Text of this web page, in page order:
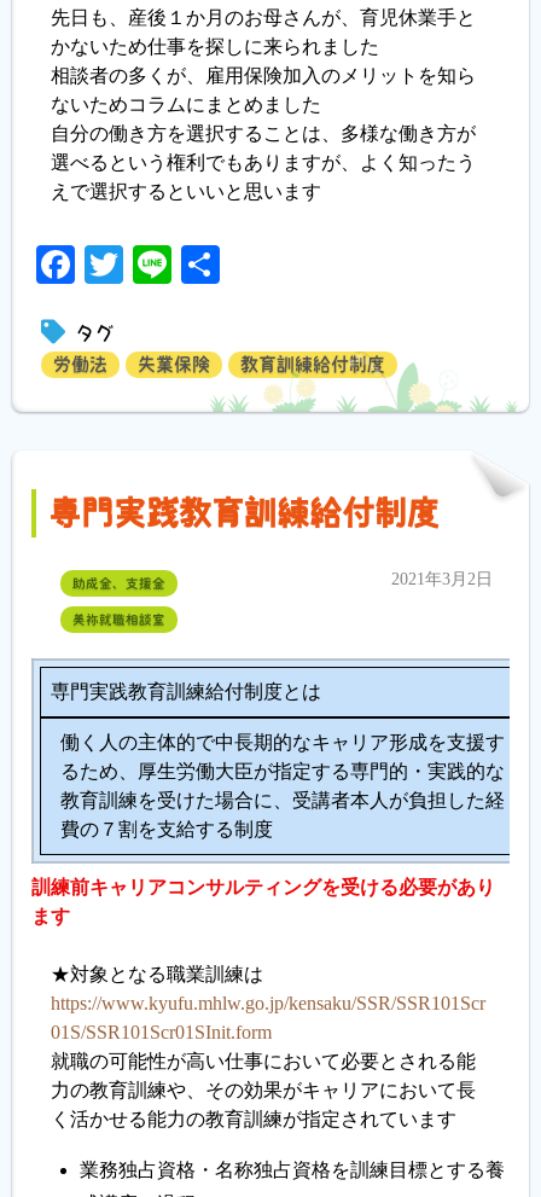
先日も、産後１か月のお母さんが、育児休業手と
かないため仕事を探しに来られました
相談者の多くが、雇用保険加入のメリットを知ら
ないためコラムにまとめました
自分の働き方を選択することは、多様な働き方が
選べるという権利でもありますが、よく知ったう
えで選択するといいと思います
Facebook
Twitter
Line
タグ
労働法 失業保険 教育訓練給付制度
専門実践教育訓練給付制度
助成金、支援金
美祢就職相談室
2021年3月2日
専門実践教育訓練給付制度とは
働く人の主体的で中長期的なキャリア形成を支援す
るため、厚生労働大臣が指定する専門的・実践的な
教育訓練を受けた場合に、受講者本人が負担した経
費の７割を支給する制度
訓練前キャリアコンサルティングを受ける必要があり
ます
★対象となる職業訓練は
https://www.kyufu.mhlw.go.jp/kensaku/SSR/SSR101Scr
01S/SSR101Scr01SInit.form
就職の可能性が高い仕事において必要とされる能
力の教育訓練や、その効果がキャリアにおいて長
く活かせる能力の教育訓練が指定されています
業務独占資格・名称独占資格を訓練目標とする養